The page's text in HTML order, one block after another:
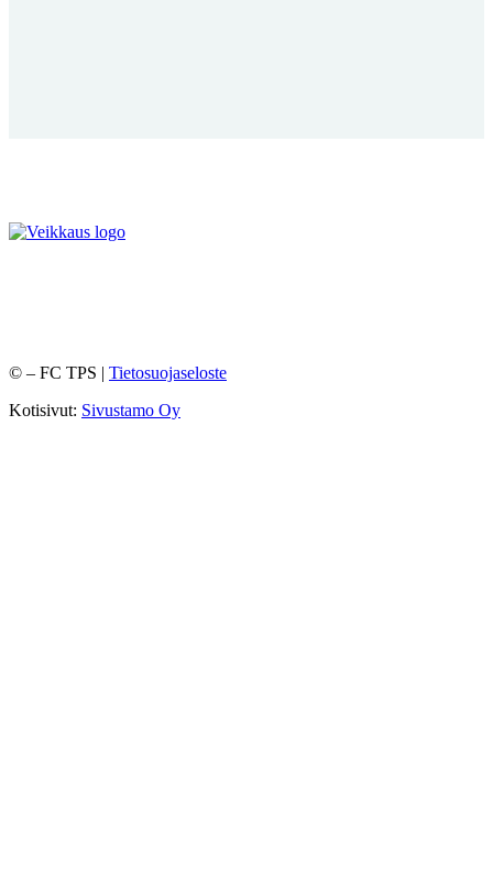
© – FC TPS | Tietosuojaseloste
Kotisivut: Sivustamo Oy